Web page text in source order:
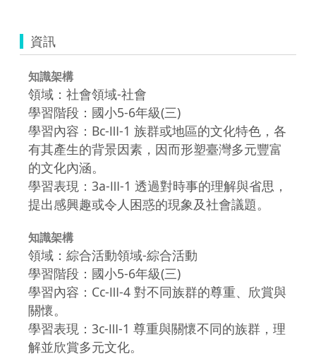
資訊
知識架構
領域：社會領域-社會
學習階段：國小5-6年級(三)
學習內容：Bc-Ⅲ-1 族群或地區的文化特色，各
有其產生的背景因素，因而形塑臺灣多元豐富
的文化內涵。
學習表現：3a-Ⅲ-1 透過對時事的理解與省思，
提出感興趣或令人困惑的現象及社會議題。
知識架構
領域：綜合活動領域-綜合活動
學習階段：國小5-6年級(三)
學習內容：Cc-Ⅲ-4 對不同族群的尊重、欣賞與
關懷。
學習表現：3c-Ⅲ-1 尊重與關懷不同的族群，理
解並欣賞多元文化。